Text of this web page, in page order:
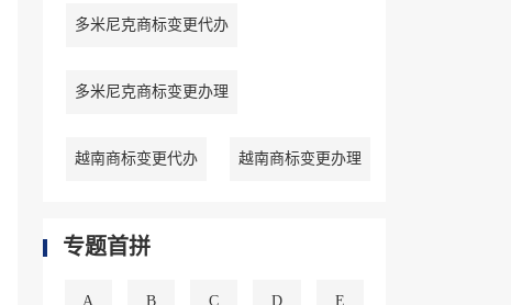
多米尼克商标变更代办
多米尼克商标变更办理
越南商标变更代办 越南商标变更办理
专题首拼
A B C D E